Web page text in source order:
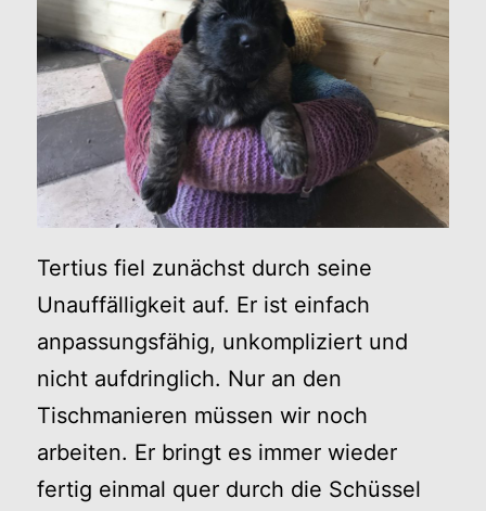
Tertius fiel zunächst durch seine
Unauffälligkeit auf. Er ist einfach
anpassungsfähig, unkompliziert und
nicht aufdringlich. Nur an den
Tischmanieren müssen wir noch
arbeiten. Er bringt es immer wieder
fertig einmal quer durch die Schüssel